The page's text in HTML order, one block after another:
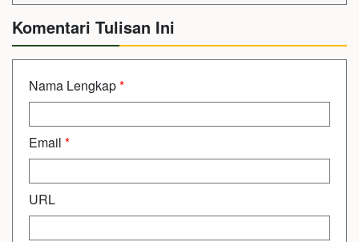
Komentari Tulisan Ini
Nama Lengkap*
Email *
URL